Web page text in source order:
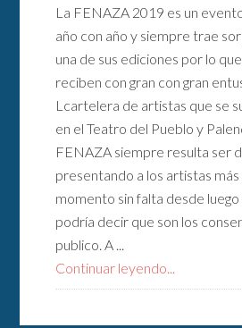
La FENAZA 2019 es un
año con año y siempre trae
una de sus ediciones por lo
reciben con gran con gran
Lcartelera de artistas que se
en el Teatro del Pueblo y
FENAZA siempre resulta ser
presentando a los artistas
momento sin falta desde
podría decir que son los
publico. A ...
Continuar leyendo...